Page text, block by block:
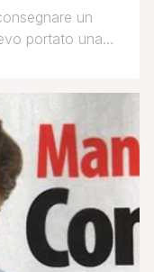
un
portato una
bene.. Tieni, è
Di Carlo: